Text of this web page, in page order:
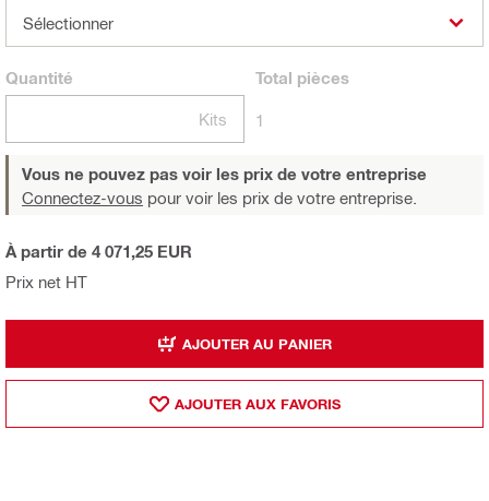
Sélectionner
Quantité
Kits
Total pièces
1
Vous ne pouvez pas voir les prix de votre entreprise
Connectez-vous pour voir les prix de votre entreprise.
Prix net HT
À partir de 4 071,25 EUR
AJOUTER AU PANIER
AJOUTER AUX FAVORIS